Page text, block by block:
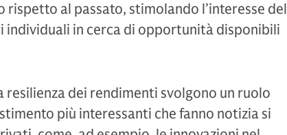
al passato, stimolando l’interesse del
individuali in cerca di opportunità disponibili
resilienza dei rendimenti svolgono un ruolo
più interessanti che fanno notizia si